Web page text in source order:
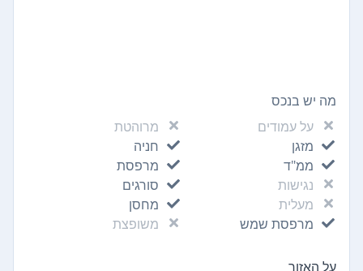
מה יש בנכס
על עמודים
מרוהטת
מזגן
חניה
ממ"ד
מרפסת
נגישות
סורגים
מעלית
מחסן
מרפסת שמש
משופצת
על האזור